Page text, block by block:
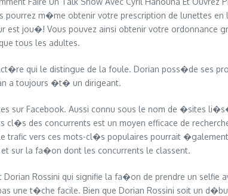
m�me obtenir votre prescription de lunettes
est jou�! Vous pouvez ainsi obtenir votre
tous les adultes.
qui le distingue de la foule. Dorian poss�de ses
a toujours �t� un dirigeant.
sur Facebook. Aussi connu sous le nom de �sites
des concurrents est un moyen efficace de
trafic vers ces mots-cl�s populaires pourrait
sur la fa�on dont les concurrents le classent.
Rossini qui signifie la fa�on de prendre un
une t�che facile. Bien que Dorian Rossini soit un